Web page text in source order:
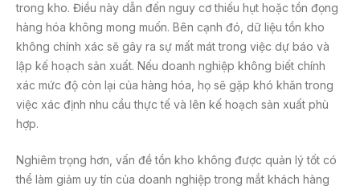
trong kho. Điều này dẫn đến nguy cơ thiếu hụt hoặc tồn đọng
hàng hóa không mong muốn. Bên cạnh đó, dữ liệu tồn kho
không chính xác sẽ gây ra sự mất mát trong việc dự báo và
lập kế hoạch sản xuất. Nếu doanh nghiệp không biết chính
xác mức độ còn lại của hàng hóa, họ sẽ gặp khó khăn trong
việc xác định nhu cầu thực tế và lên kế hoạch sản xuất phù
hợp.
Nghiêm trọng hơn, vấn đề tồn kho không được quản lý tốt có
thể làm giảm uy tín của doanh nghiệp trong mắt khách hàng